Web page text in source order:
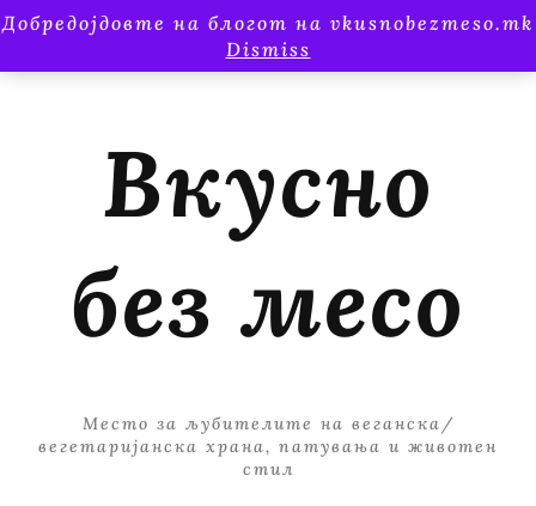
Добредојдовте на блогот на vkusnobezmeso.mk
Dismiss
Вкусно
без месо
Место за љубителите на веганска/
вегетаријанска храна, патувања и животен
стил